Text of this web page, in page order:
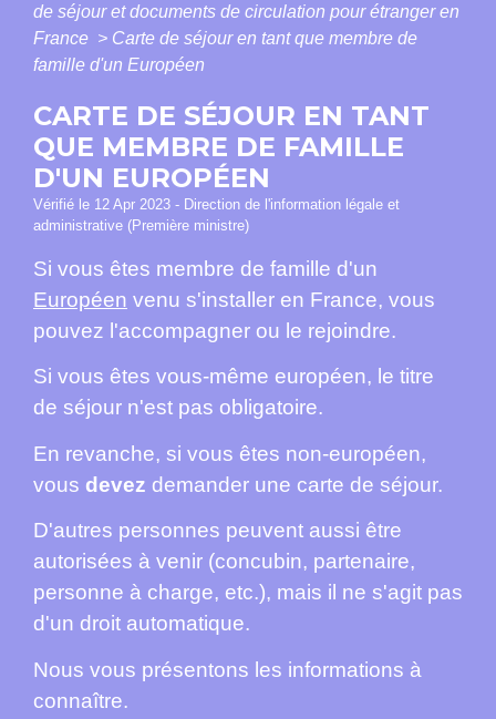
de séjour et documents de circulation pour étranger en
France > Carte de séjour en tant que membre de
famille d'un Européen
CARTE DE SÉJOUR EN TANT
QUE MEMBRE DE FAMILLE
D'UN EUROPÉEN
Vérifié le 12 Apr 2023 - Direction de l'information légale et
administrative (Première ministre)
Si vous êtes membre de famille d'un
Européen venu s'installer en France, vous
pouvez l'accompagner ou le rejoindre.
Si vous êtes vous-même européen, le titre
de séjour n'est pas obligatoire.
En revanche, si vous êtes non-européen,
vous devez demander une carte de séjour.
D'autres personnes peuvent aussi être
autorisées à venir (concubin, partenaire,
personne à charge, etc.), mais il ne s'agit pas
d'un droit automatique.
Nous vous présentons les informations à
connaître.